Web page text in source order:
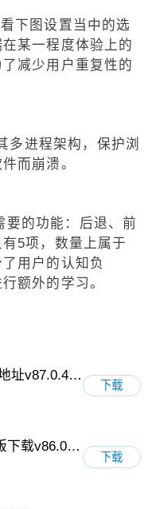
下图设置当中的选
某一程度体验上的
减少用户重复性的
多进程架构，保护浏
而崩溃。
要的功能：后退、前
5项，数量上属于
用户的认知负
额外的学习。
chrome mac版下载地址v87.0.4280.66
下载
chrome浏览器mac版下载v86.0.4240.183
下载